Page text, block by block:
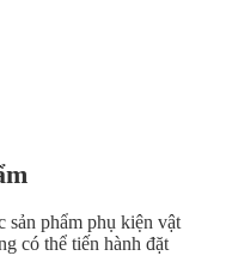
sản phẩm phụ kiện vật
có thể tiến hành đặt